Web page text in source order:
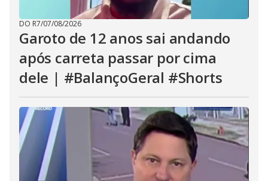
DO R7/07/08/2026
Garoto de 12 anos sai andando
após carreta passar por cima
dele | #BalançoGeral #Shorts